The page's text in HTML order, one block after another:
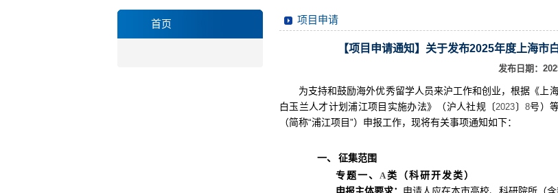
首页 项目申请
【项目申请通知】关于发布2025年度上海市
发布日期：
为支持和鼓励海外优秀留学人员来沪工作和创业，根据《上
白玉兰人才计划浦江项目实施办法》（沪人社规〔2023〕8号）
（简称“浦江项目”）申报工作，现将有关事项通知如下：
一、 征集范围
专题一、 A类（科研开发类）